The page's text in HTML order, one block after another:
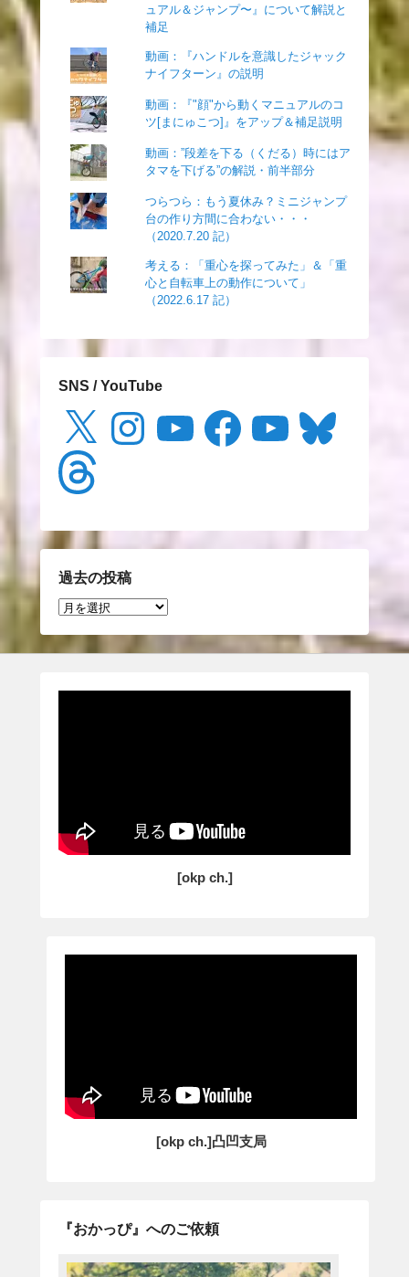
ュアル＆ジャンプ〜』について解説と
補足
動画：『ハンドルを意識したジャック
ナイフターン』の説明
動画：『"顔"から動くマニュアルのコ
ツ[まにゅこつ]』をアップ＆補足説明
動画：”段差を下る（くだる）時にはア
タマを下げる”の解説・前半部分
つらつら：もう夏休み？ミニジャンプ
台の作り方間に合わない・・・
（2020.7.20 記）
考える：「重心を探ってみた」＆「重
心と自転車上の動作について」
（2022.6.17 記）
SNS / YouTube
Instagram Facebook Bluesky
Threads
過去の投稿
過
投
[okp ch.]
[okp ch.]凸凹支局
『おかっぴ』へのご依頼